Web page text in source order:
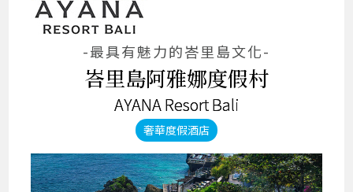
-最具有魅力的峇里島文化-
峇里島阿雅娜度假村
AYANA Resort Bali
奢華度假酒店